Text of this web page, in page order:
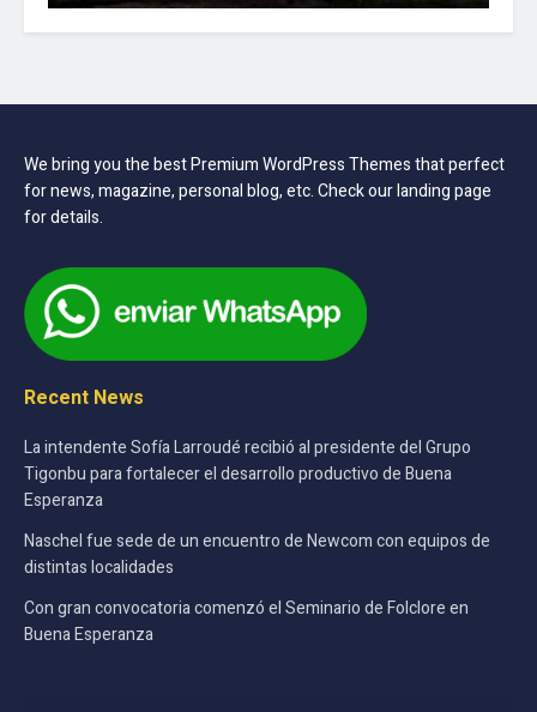
We bring you the best Premium WordPress Themes that perfect
for news, magazine, personal blog, etc. Check our landing page
for details.
Recent News
La intendente Sofía Larroudé recibió al presidente del Grupo
Tigonbu para fortalecer el desarrollo productivo de Buena
Esperanza
Naschel fue sede de un encuentro de Newcom con equipos de
distintas localidades
Con gran convocatoria comenzó el Seminario de Folclore en
Buena Esperanza